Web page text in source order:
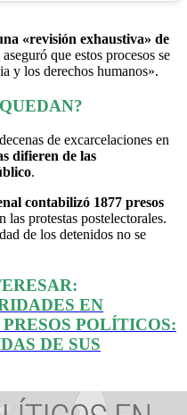
«revisión exhaustiva» de
que estos procesos se
y los derechos humanos».
de excarcelaciones en
difieren de las
.
contabilizó 1877 presos
las protestas postelectorales.
de los detenidos no se
EN
POLÍTICOS:
DE SUS